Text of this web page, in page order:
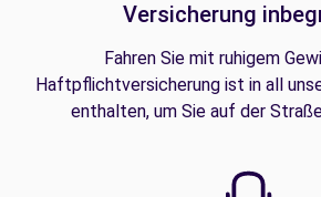
Versicherung
Fahren Sie mit ruhigem
Haftpflichtversicherung ist in all
enthalten, um Sie auf der